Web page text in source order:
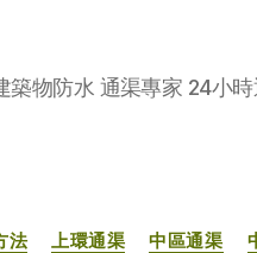
物防水 通渠專家 24小
法 上環通渠 中區通渠